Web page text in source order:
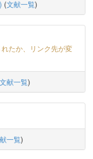
(文献一覧)
たか、リンク先が変
文献一覧)
一覧)